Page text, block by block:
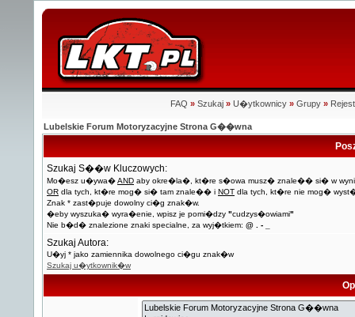
FAQ » Szukaj » U�ytkownicy » Grupy »
Lubelskie Forum Motoryzacyjne Strona G��wna
Szukaj S��w Kluczowych:
Mo�esz u�ywa�AND aby okre�la�, kt�re s�owa musz� znale�� si� w
OR dla tych, kt�re mog� si� tam znale�� i NOT dla tych, kt�re nie mog�
Znak * zast�puje dowolny ci�g znak�w.
�eby wyszuka� wyra�enie, wpisz je pomi�dzy "cudzys�owiami"
Nie b�d� znalezione znaki specialne, za wyj�tkiem: @ . - _
Szukaj Autora:
U�yj * jako zamiennika dowolnego ci�gu znak�w
Szukaj u�ytkownik�w